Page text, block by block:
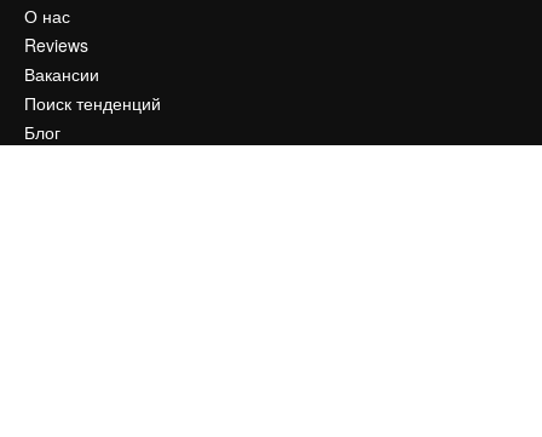
О нас
Reviews
Вакансии
Поиск тенденций
Блог